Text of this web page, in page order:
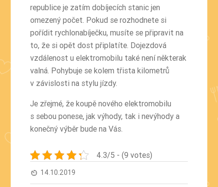
republice je zatím dobíjecích stanic jen
omezený počet. Pokud se rozhodnete si
pořídit rychlonabíječku, musíte se připravit na
to, že si opět dost připlatíte. Dojezdová
vzdálenost u elektromobilu také není některak
valná. Pohybuje se kolem třista kilometrů
v závislosti na stylu jízdy.
Je zřejmé, že koupě nového elektromobilu
s sebou ponese, jak výhody, tak i nevýhody a
konečný výběr bude na Vás.
4.3/5 - (9 votes)
av_timer 14.10.2019